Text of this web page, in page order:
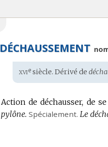
DÉCHAUSSEMENT
Étymologie
:
xvie siècle. Dérivé de
Action de déchausser, de
pylône. Spécialement. Le